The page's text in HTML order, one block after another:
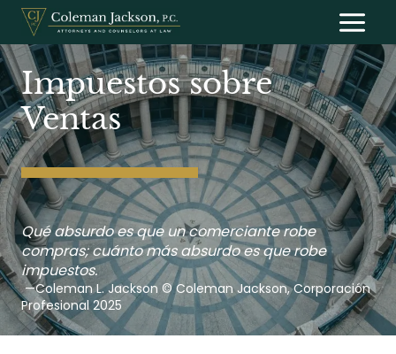
Saltar
contenido
Impuestos sobre
Ventas
Qué absurdo es que un comerciante robe
compras; cuánto más absurdo es que robe
impuestos.
—Coleman L. Jackson © Coleman Jackson, Corporación
Profesional 2025